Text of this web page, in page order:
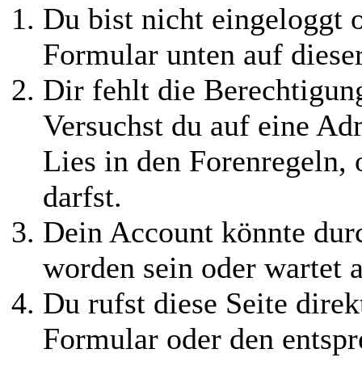
Du bist nicht eingeloggt
Formular unten auf
Dir fehlt die
Versuchst du auf eine
Lies in den Forenregeln,
darfst.
Dein Account könnte
worden sein oder wartet
Du rufst diese Seite
Formular oder den